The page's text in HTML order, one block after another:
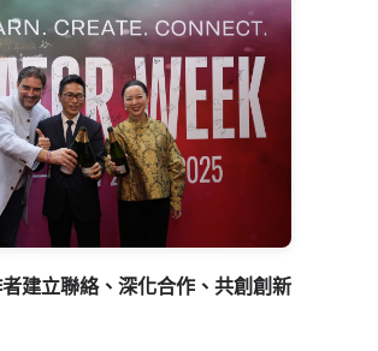
建立聯絡、深化合作、共創創新